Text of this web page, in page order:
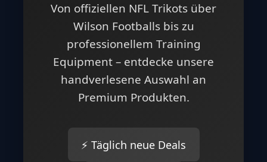
Von offiziellen NFL Trikots über
Wilson Footballs bis zu
professionellem Training
Equipment – entdecke unsere
handverlesene Auswahl an
Premium Produkten.
⚡ Täglich neue Deals